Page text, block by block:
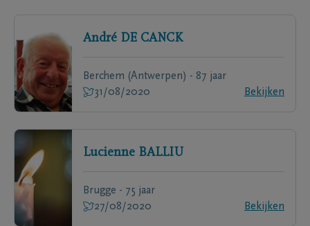
André DE CANCK
Berchem (Antwerpen) - 87 jaar
31/08/2020
Bekijken
Lucienne BALLIU
Brugge - 75 jaar
27/08/2020
Bekijken